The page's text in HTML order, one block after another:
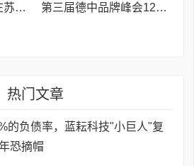
苏商慧七周年庆典在苏州隆重举行 七大联创共启发展新篇章 第三届德中品牌峰会12月将在柏林举办，聚焦人工智能时代品牌全球化发展
热门文章
的负债率，蓝耘科技"小巨人"复
恐摘帽